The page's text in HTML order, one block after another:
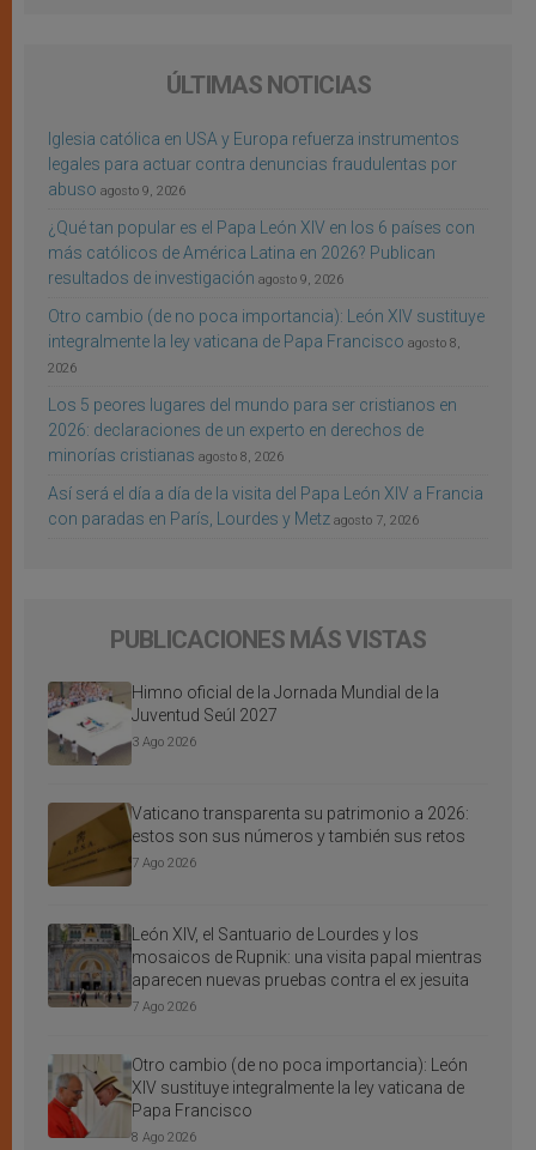
ÚLTIMAS NOTICIAS
Iglesia católica en USA y Europa refuerza instrumentos
legales para actuar contra denuncias fraudulentas por
abuso agosto 9, 2026
¿Qué tan popular es el Papa León XIV en los 6 países con
más católicos de América Latina en 2026? Publican
resultados de investigación agosto 9, 2026
Otro cambio (de no poca importancia): León XIV sustituye
integralmente la ley vaticana de Papa Francisco agosto 8,
2026
Los 5 peores lugares del mundo para ser cristianos en
2026: declaraciones de un experto en derechos de
minorías cristianas agosto 8, 2026
Así será el día a día de la visita del Papa León XIV a Francia
con paradas en París, Lourdes y Metz agosto 7, 2026
PUBLICACIONES MÁS VISTAS
Himno oficial de la Jornada Mundial de la
Juventud Seúl 2027
3 Ago 2026
Vaticano transparenta su patrimonio a 2026:
estos son sus números y también sus retos
7 Ago 2026
León XIV, el Santuario de Lourdes y los
mosaicos de Rupnik: una visita papal mientras
aparecen nuevas pruebas contra el ex jesuita
7 Ago 2026
Otro cambio (de no poca importancia): León
XIV sustituye integralmente la ley vaticana de
Papa Francisco
8 Ago 2026